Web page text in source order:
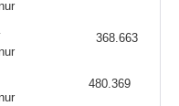
368.663
480.369